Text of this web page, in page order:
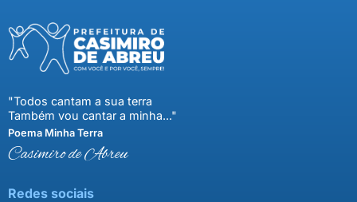
"Todos cantam a sua terra
Também vou cantar a minha..."
Poema Minha Terra
Casimiro de Abreu
Redes sociais